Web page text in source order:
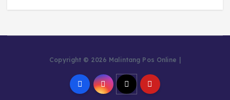
Copyright © 2026 Malintang Pos Online |